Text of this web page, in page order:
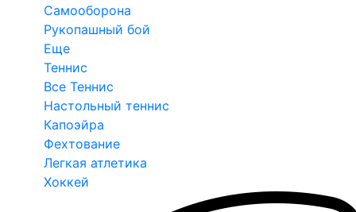
Самооборона
Рукопашный бой
Еще
Теннис
Все Теннис
Настольный теннис
Капоэйра
Фехтование
Легкая атлетика
Хоккей